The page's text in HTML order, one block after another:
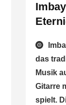
das
Musik
Gitarre
spielt.